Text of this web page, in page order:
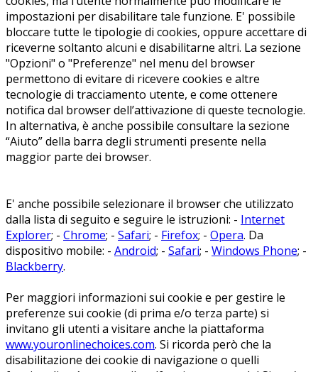
impostazioni per disabilitare tale funzione. E' possibile
bloccare tutte le tipologie di cookies, oppure accettare di
riceverne soltanto alcuni e disabilitarne altri. La sezione
"Opzioni" o "Preferenze" nel menu del browser
permettono di evitare di ricevere cookies e altre
tecnologie di tracciamento utente, e come ottenere
notifica dal browser dell’attivazione di queste tecnologie.
In alternativa, è anche possibile consultare la sezione
“Aiuto” della barra degli strumenti presente nella
maggior parte dei browser.
E' anche possibile selezionare il browser che utilizzato
dalla lista di seguito e seguire le istruzioni: - Internet
Explorer; - Chrome; - Safari; - Firefox; - Opera. Da
dispositivo mobile: - Android; - Safari; - Windows Phone; -
Blackberry.
Per maggiori informazioni sui cookie e per gestire le
preferenze sui cookie (di prima e/o terza parte) si
invitano gli utenti a visitare anche la piattaforma
www.youronlinechoices.com. Si ricorda però che la
disabilitazione dei cookie di navigazione o quelli